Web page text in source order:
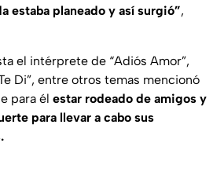
estaba planeado y así surgió”,
el intérprete de “Adiós Amor”,
Di”, entre otros temas mencionó
para él estar rodeado de amigos y
para llevar a cabo sus